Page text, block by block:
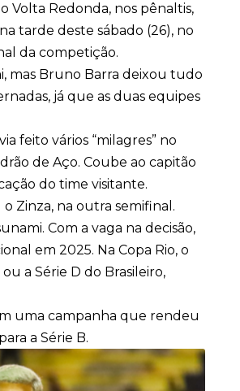
Volta Redonda, nos pênaltis,
tarde deste sábado (26), no
da competição.
mas Bruno Barra deixou tudo
já que as duas equipes
feito vários “milagres” no
de Aço. Coube ao capitão
do time visitante.
Zinza, na outra semifinal.
Com a vaga na decisão,
em 2025. Na Copa Rio, o
a Série D do Brasileiro,
uma campanha que rendeu
a Série B.